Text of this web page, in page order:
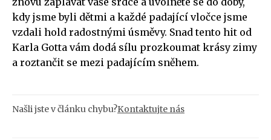
kdy jsme byli dětmi a každé padající vločce jsme
vzdali hold radostnými úsměvy. Snad tento hit od
Karla Gotta vám dodá sílu prozkoumat krásy zimy
a roztančit se mezi padajícím sněhem.
Našli jste v článku chybu?Kontaktujte nás